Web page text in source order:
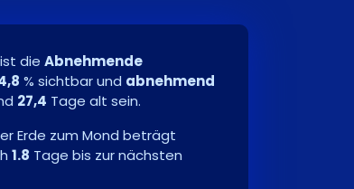
die Abnehmende
% sichtbar und abnehmend
27,4 Tage alt sein.
Erde zum Mond beträgt
1.8 Tage bis zur nächsten